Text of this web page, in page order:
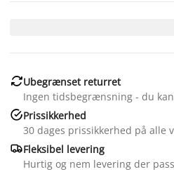
Ubegrænset returret
Ingen tidsbegrænsning - du
Prissikkerhed
30 dages prissikkerhed på alle
Fleksibel levering
Hurtig og nem levering der